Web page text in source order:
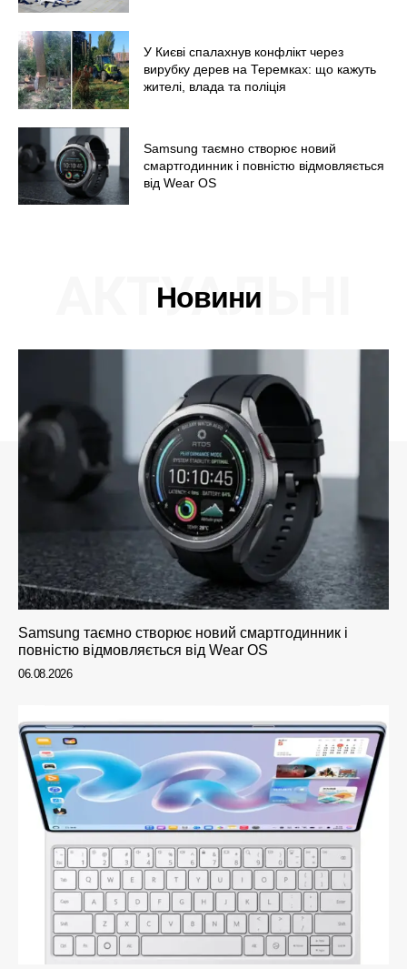
Меню
Київ
Україна
У Києві спалахнув конфлікт через
вирубку дерев на Теремках: що кажуть
жителі, влада та поліція
Samsung таємно створює новий
смартгодинник і повністю відмовляється
від Wear OS
Новини
АКТУАЛЬНІ
Samsung таємно створює новий смартгодинник і
повністю відмовляється від Wear OS
06.08.2026